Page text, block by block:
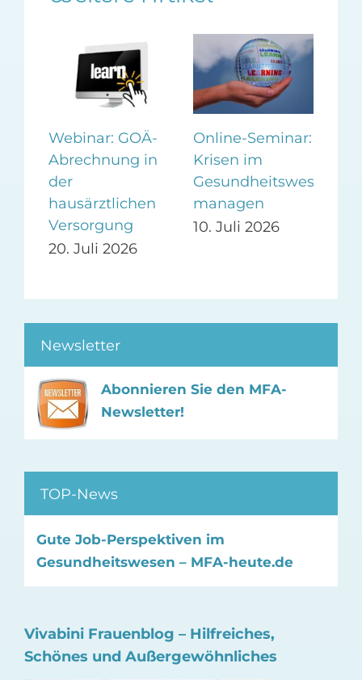
Webinar: GOÄ-
Abrechnung in
der
hausärztlichen
Versorgung
20. Juli 2026
Online-Seminar:
Krisen im
Gesundheitswesen
managen
10. Juli 2026
Newsletter
Abonnieren Sie den MFA-
Newsletter!
TOP-News
Gute Job-Perspektiven im
Gesundheitswesen – MFA-heute.de
Vivabini Frauenblog – Hilfreiches,
Schönes und Außergewöhnliches